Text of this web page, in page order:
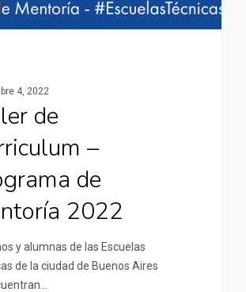
4, 2022
de
–
de
2022
y alumnas de las Escuelas
de la ciudad de Buenos Aires